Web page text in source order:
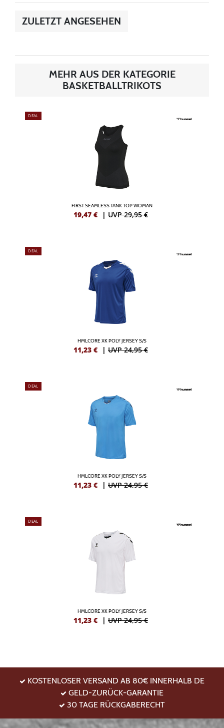
ZULETZT ANGESEHEN
MEHR AUS DER KATEGORIE
BASKETBALLTRIKOTS
DEAL
FIRST SEAMLESS TANK TOP WOMAN
19,47 € | UVP 29,95 €
DEAL
HMLCORE XK POLY JERSEY S/S
11,23 € | UVP 24,95 €
DEAL
HMLCORE XK POLY JERSEY S/S
11,23 € | UVP 24,95 €
DEAL
HMLCORE XK POLY JERSEY S/S
11,23 € | UVP 24,95 €
KOSTENLOSER VERSAND AB 80€ INNERHALB DE
GELD-ZURÜCK-GARANTIE
30 TAGE RÜCKGABERECHT